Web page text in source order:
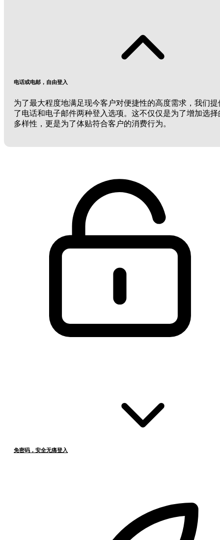
电话或电邮，自由登入
为了最大程度地满足现今客户对便捷性的高度需求，我们提
了电话和电子邮件两种登入选项。这不仅仅是为了增加选择
多样性，更是为了体贴符合客户的消费行为。
免密码，安全无痛登入